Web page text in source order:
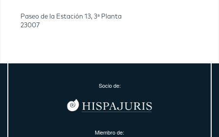
Paseo de la Estación 13, 3ª Planta
23007
Socio de:
Miembro de: